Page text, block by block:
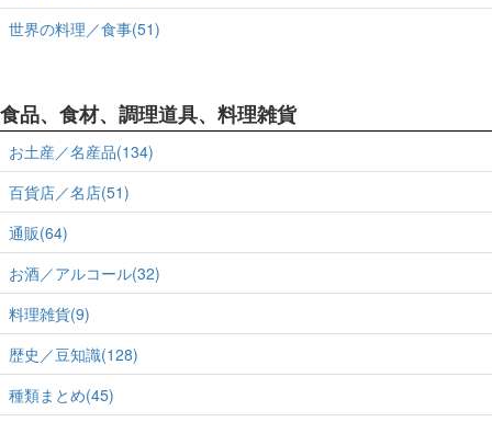
世界の料理／食事(51)
食品、食材、調理道具、料理雑貨
お土産／名産品(134)
百貨店／名店(51)
通販(64)
お酒／アルコール(32)
料理雑貨(9)
歴史／豆知識(128)
種類まとめ(45)